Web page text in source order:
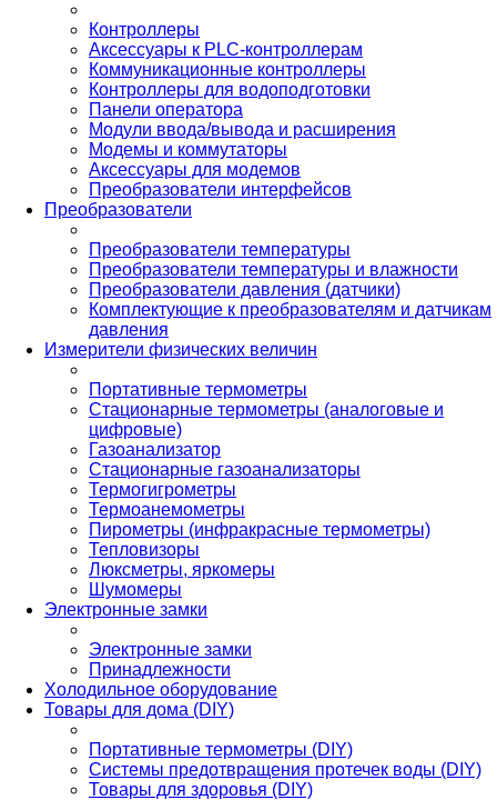
Контроллеры
Аксессуары к PLC-контроллерам
Коммуникационные контроллеры
Контроллеры для водоподготовки
Панели оператора
Модули ввода/вывода и расширения
Модемы и коммутаторы
Аксессуары для модемов
Преобразователи интерфейсов
Преобразователи
Преобразователи температуры
Преобразователи температуры и влажности
Преобразователи давления (датчики)
Комплектующие к преобразователям и датчикам
давления
Измерители физических величин
Портативные термометры
Стационарные термометры (аналоговые и
цифровые)
Газоанализатор
Стационарные газоанализаторы
Термогигрометры
Термоанемометры
Пирометры (инфракрасные термометры)
Тепловизоры
Люксметры, яркомеры
Шумомеры
Электронные замки
Электронные замки
Принадлежности
Холодильное оборудование
Товары для дома (DIY)
Портативные термометры (DIY)
Системы предотвращения протечек воды (DIY)
Товары для здоровья (DIY)